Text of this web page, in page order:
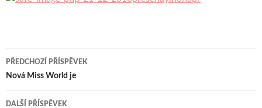
Navigace
pro
PŘEDCHOZÍ PŘÍSPĚVEK
Nová Miss World je
DALŠÍ PŘÍSPĚVEK